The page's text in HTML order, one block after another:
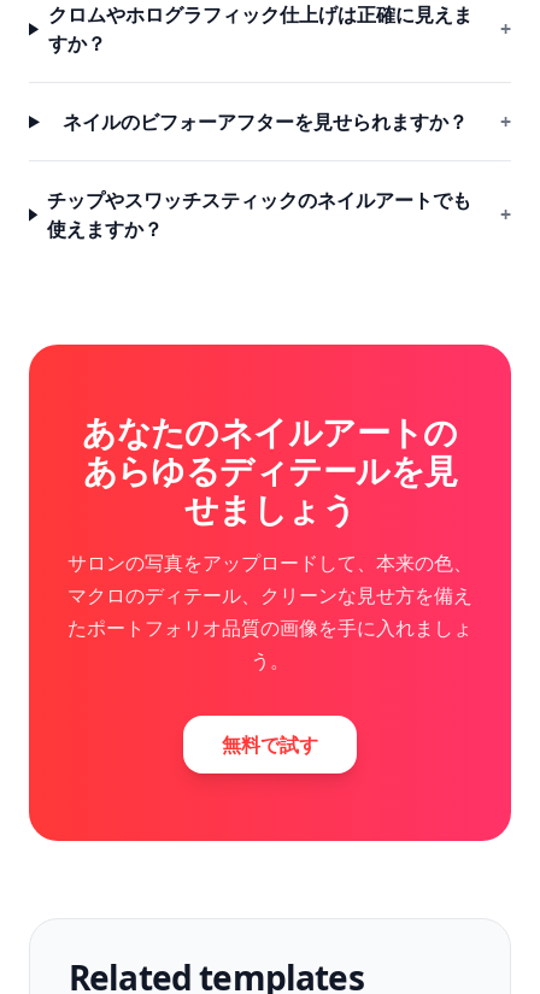
クロムやホログラフィック仕上げは正確に見えま
すか？
+
ネイルのビフォーアフターを見せられますか？ +
チップやスワッチスティックのネイルアートでも
使えますか？
+
あなたのネイルアートの
あらゆるディテールを見
せましょう
サロンの写真をアップロードして、本来の色、
マクロのディテール、クリーンな見せ方を備え
たポートフォリオ品質の画像を手に入れましょ
う。
無料で試す
Related templates